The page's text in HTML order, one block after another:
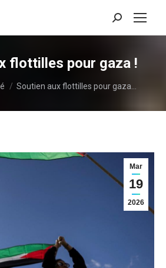
Recherche
:
flottilles pour gaza !
Soutien aux flottilles pour gaza…
Mar
19
2026